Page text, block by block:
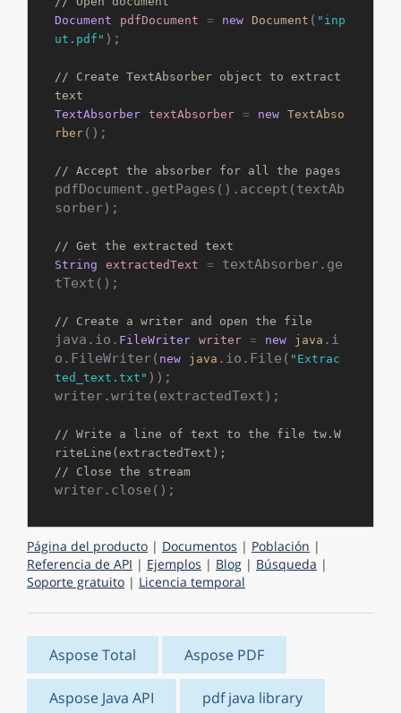
Document
pdfDocument = new Document ( "inp
ut.pdf" );
// Create TextAbsorber object to extract
text
TextAbsorber textAbsorber = new TextAbso
rber ();
// Accept the absorber for all the pages
pdfDocument.getPages().accept(textAb
sorber);
// Get the extracted text
String
extractedText =
textAbsorber.ge
tText();
// Create a writer and open the file
java.io. FileWriter writer = new java .i
o.FileWriter( new java .io.File( "Extrac
ted_text.txt" ));
writer.write(extractedText);
// Write a line of text to the file tw.W
riteLine(extractedText);
// Close the stream
Página del producto | Documentos | Población |
Referencia de API | Ejemplos | Blog | Búsqueda |
Soporte gratuito | Licencia temporal
Aspose Total Aspose PDF
Aspose Java API pdf java library